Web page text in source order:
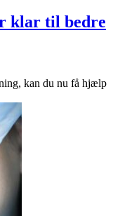
klar til bedre
kan du nu få hjælp